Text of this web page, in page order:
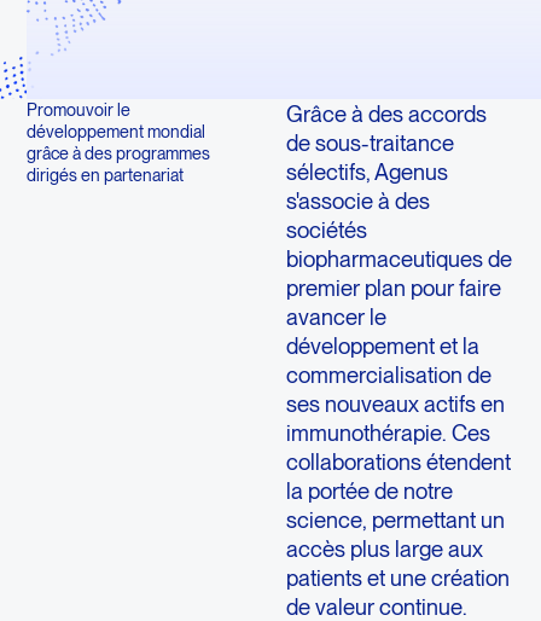
Promouvoir le
développement mondial
grâce à des programmes
dirigés en partenariat
Grâce à des accords
de sous-traitance
sélectifs, Agenus
s'associe à des
sociétés
biopharmaceutiques de
premier plan pour faire
avancer le
développement et la
commercialisation de
ses nouveaux actifs en
immunothérapie. Ces
collaborations étendent
la portée de notre
science, permettant un
accès plus large aux
patients et une création
de valeur continue.